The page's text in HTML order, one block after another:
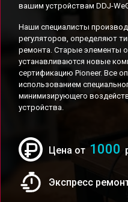
вашим устройствам DDJ-
Наши специалисты
регуляторов, определяют
ремонта. Старые элементы
устанавливаются новые
сертификацию Pioneer. Все
использованием
минимизирующего
устройства.
Цена от 1000
Экспресс